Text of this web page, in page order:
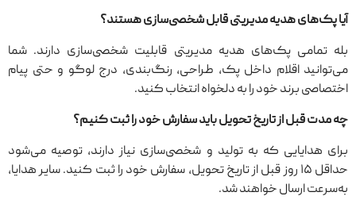
آیا پک‌های هدیه مدیریتی قابل شخصی‌سازی هستند؟
بله تمامی پک‌های هدیه مدیریتی قابلیت شخصی‌سازی دارند. شما
می‌توانید اقلام داخل پک، طراحی، رنگ‌بندی، درج لوگو و حتی پیام
اختصاصی برند خود را به دلخواه انتخاب کنید.
چه مدت قبل از تاریخ تحویل باید سفارش خود را ثبت کنیم؟
برای هدایایی که به تولید و شخصی‌سازی نیاز دارند، توصیه می‌شود
حداقل ۱۵ روز قبل از تاریخ تحویل، سفارش خود را ثبت کنید. سایر هدایا،
به‌سرعت ارسال خواهند شد.